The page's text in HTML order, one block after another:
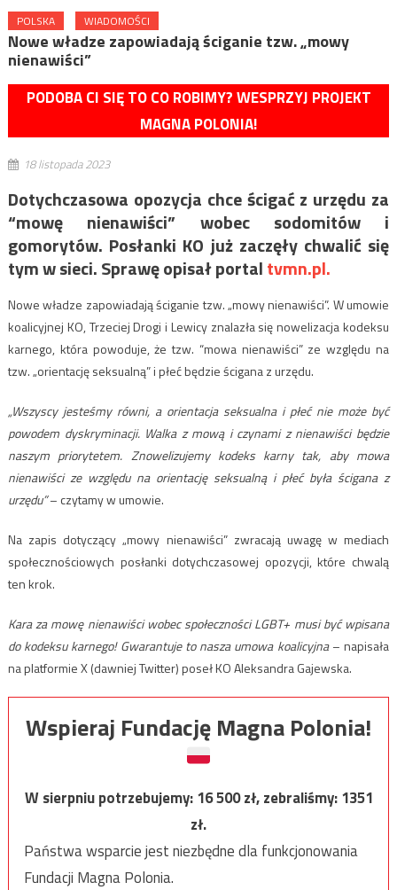
POLSKA WIADOMOŚCI
Nowe władze zapowiadają ściganie tzw. „mowy
nienawiści”
PODOBA CI SIĘ TO CO ROBIMY? WESPRZYJ PROJEKT
MAGNA POLONIA!
18 listopada 2023
Dotychczasowa opozycja chce ścigać z urzędu za
“mowę nienawiści” wobec sodomitów i
gomorytów. Posłanki KO już zaczęły chwalić się
tym w sieci. Sprawę opisał portaltvmn.pl.
Nowe władze zapowiadają ściganie tzw. „mowy nienawiści”. W umowie
koalicyjnej KO, Trzeciej Drogi i Lewicy znalazła się nowelizacja kodeksu
karnego, która powoduje, że tzw. “mowa nienawiści” ze względu na
tzw. „orientację seksualną” i płeć będzie ścigana z urzędu.
„Wszyscy jesteśmy równi, a orientacja seksualna i płeć nie może być
powodem dyskryminacji. Walka z mową i czynami z nienawiści będzie
naszym priorytetem. Znowelizujemy kodeks karny tak, aby mowa
nienawiści ze względu na orientację seksualną i płeć była ścigana z
urzędu”– czytamy w umowie.
Na zapis dotyczący „mowy nienawiści” zwracają uwagę w mediach
społecznościowych posłanki dotychczasowej opozycji, które chwalą
ten krok.
Kara za mowę nienawiści wobec społeczności LGBT+ musi być wpisana
do kodeksu karnego! Gwarantuje to nasza umowa koalicyjna– napisała
na platformie X (dawniej Twitter) poseł KO Aleksandra Gajewska.
Wspieraj Fundację Magna Polonia!
W sierpniu potrzebujemy:16 500zł, zebraliśmy:1351
zł.
Państwa wsparcie jest niezbędne dla funkcjonowania
Fundacji Magna Polonia.